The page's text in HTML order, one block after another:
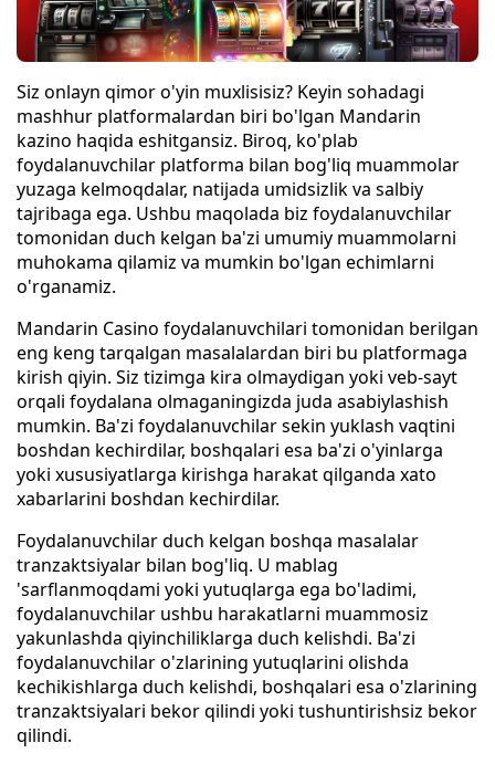
Siz onlayn qimor o'yin muxlisisiz? Keyin sohadagi
mashhur platformalardan biri bo'lgan Mandarin
kazino haqida eshitgansiz. Biroq, ko'plab
foydalanuvchilar platforma bilan bog'liq muammolar
yuzaga kelmoqdalar, natijada umidsizlik va salbiy
tajribaga ega. Ushbu maqolada biz foydalanuvchilar
tomonidan duch kelgan ba'zi umumiy muammolarni
muhokama qilamiz va mumkin bo'lgan echimlarni
o'rganamiz.
Mandarin Casino foydalanuvchilari tomonidan berilgan
eng keng tarqalgan masalalardan biri bu platformaga
kirish qiyin. Siz tizimga kira olmaydigan yoki veb-sayt
orqali foydalana olmaganingizda juda asabiylashish
mumkin. Ba'zi foydalanuvchilar sekin yuklash vaqtini
boshdan kechirdilar, boshqalari esa ba'zi o'yinlarga
yoki xususiyatlarga kirishga harakat qilganda xato
xabarlarini boshdan kechirdilar.
Foydalanuvchilar duch kelgan boshqa masalalar
tranzaktsiyalar bilan bog'liq. U mablag
'sarflanmoqdami yoki yutuqlarga ega bo'ladimi,
foydalanuvchilar ushbu harakatlarni muammosiz
yakunlashda qiyinchiliklarga duch kelishdi. Ba'zi
foydalanuvchilar o'zlarining yutuqlarini olishda
kechikishlarga duch kelishdi, boshqalari esa o'zlarining
tranzaktsiyalari bekor qilindi yoki tushuntirishsiz bekor
qilindi.